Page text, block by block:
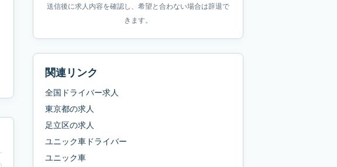
送信後に求人内容を確認し、希望と合わない場合は辞退で
きます。
関連リンク
全国ドライバー求人
東京都の求人
足立区の求人
ユニック車ドライバー
ユニック車